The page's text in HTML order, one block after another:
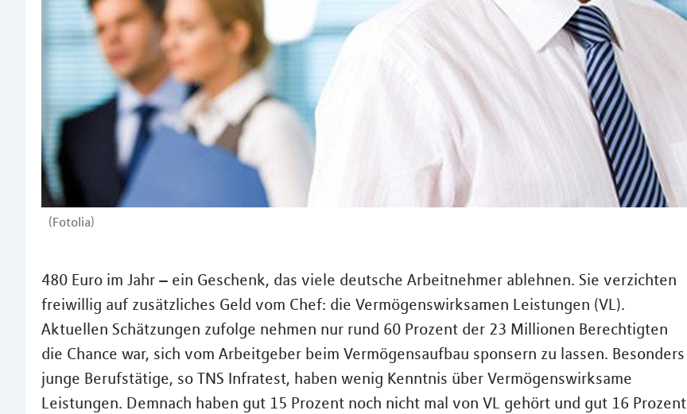
(Fotolia)
480 Euro im Jahr – ein Geschenk, das viele deutsche Arbeitnehmer ablehnen. Sie verzichten
freiwillig auf zusätzliches Geld vom Chef: die Vermögenswirksamen Leistungen (VL).
Aktuellen Schätzungen zufolge nehmen nur rund 60 Prozent der 23 Millionen Berechtigten
die Chance war, sich vom Arbeitgeber beim Vermögensaufbau sponsern zu lassen. Besonders
junge Berufstätige, so TNS Infratest, haben wenig Kenntnis über Vermögenswirksame
Leistungen. Demnach haben gut 15 Prozent noch nicht mal von VL gehört und gut 16 Prozent